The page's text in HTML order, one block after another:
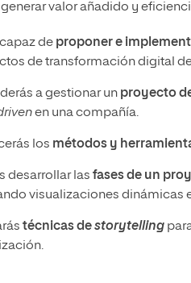
valor añadido y
de proponer e
de transformación digital
a gestionar un proyecto
en una compañía.
los métodos y
desarrollar las fases de un
visualizaciones dinámicas
técnicas destorytelling